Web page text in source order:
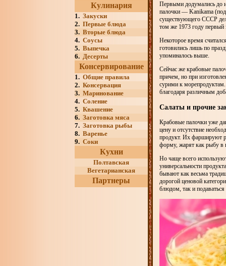
Кулинария
1. Закуски
2. Первые блюда
3. Вторые блюда
4. Соусы
5. Выпечка
6. Десерты
Консервирование
1. Общие правила
2. Консервация
3. Маринование
4. Соление
5. Квашение
6. Заготовка мяса
7. Заготовка рыбы
8. Варенье
9. Соки
Кухни
Полтавская
Вегетарианская
Партнеры
Первыми додумались до
палочки — Kanikama (под
существующего СССР
том же 1973 году первый
Некоторое время
готовились лишь по
упоминалось выше.
Сейчас же крабовые
причем, но при
сурими к
благодаря различным
Салаты и прочие
Крабовые палочки уже
цену и отсутствие
продукт. Их фаршируют
форму, жарят как рыбу в
Но чаще всего
универсальности
бывают как весьма
дорогой ценовой
блюдом, так и